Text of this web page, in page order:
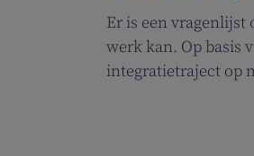
Er is een
werk kan. Op basis
integratietraject op